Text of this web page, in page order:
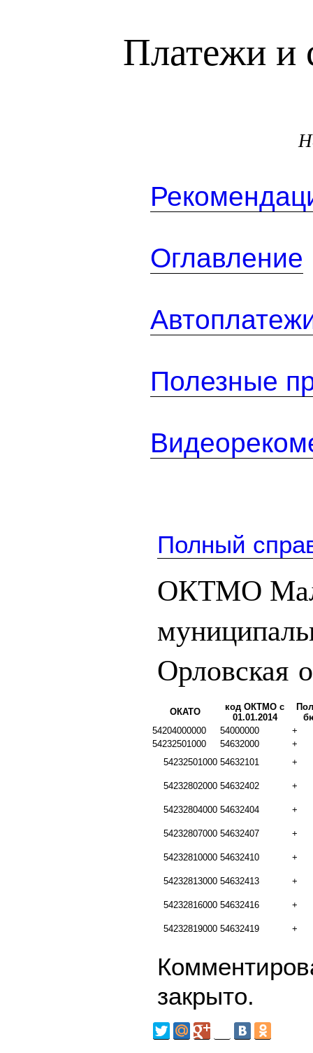
Платежи и
Оглавление
Полезные
Полный
ОКТМО
Орловская
ОКАТО
код ОКТМО с
01.01.2014
54204000000
54000000
+
54232501000
54632000
+
54232501000 54632101 +
54232802000 54632402 +
54232804000 54632404 +
54232807000 54632407 +
54232810000 54632410 +
54232813000 54632413 +
54232816000 54632416 +
54232819000 54632419 +
закрыто.